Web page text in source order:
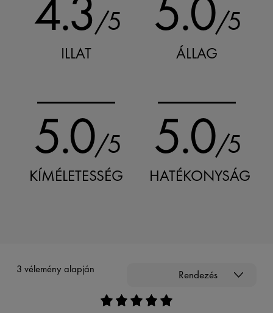
/5
ILLAT
/5
ÁLLAG
5.0/5
KÍMÉLETESSÉG
5.0/5
HATÉKONYSÁG
3 vélemény alapján Rendezés